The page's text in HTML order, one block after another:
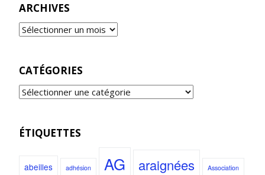
ARCHIVES
CATÉGORIES
ÉTIQUETTES
abeilles adhésion AG araignées Association